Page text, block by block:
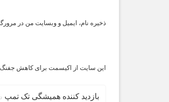
ذخیره نام، ایمیل و وبسایت من در
این سایت از اکیسمت برای کاهش جفنگ
بازدید کننده همیشگی تک تمپ